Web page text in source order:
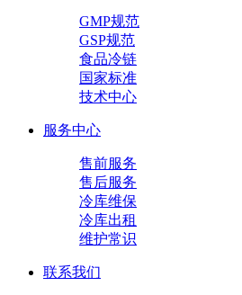
GMP规范
GSP规范
食品冷链
国家标准
技术中心
服务中心
售前服务
售后服务
冷库维保
冷库出租
维护常识
联系我们